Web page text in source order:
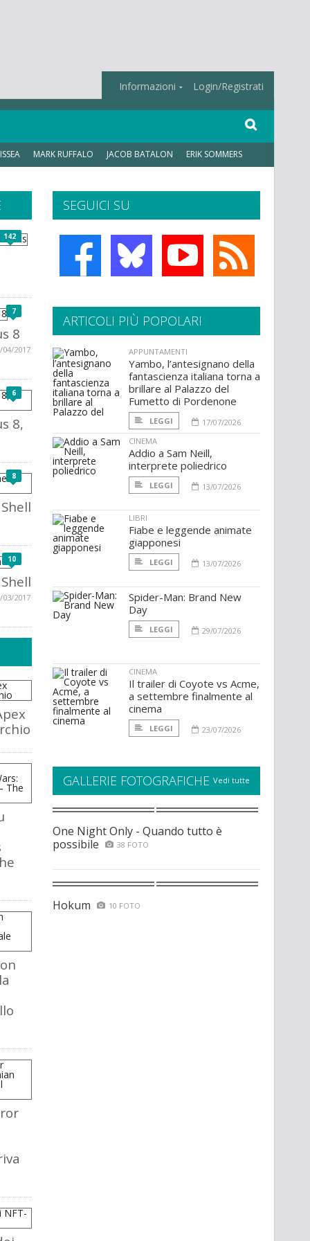
Informazioni Login/Registrati
MARK RUFFALO JACOB BATALON ERIK SOMMERS
SEGUICI SU
142
7
8
04/2017
6
8,
8
10
03/2017
ARTICOLI PIÙ POPOLARI
APPUNTAMENTI
Yambo, l’antesignano della
fantascienza italiana torna a
brillare al Palazzo del
Fumetto di Pordenone
LEGGI
17/07/2026
CINEMA
Addio a Sam Neill,
interprete poliedrico
LEGGI 13/07/2026
LIBRI
Fiabe e leggende animate
giapponesi
LEGGI 13/07/2026
Spider-Man: Brand New
Day
LEGGI 29/07/2026
CINEMA
Il trailer di Coyote vs Acme,
a settembre finalmente al
cinema
LEGGI 23/07/2026
GALLERIE FOTOGRAFICHE Vedi tutte
One Night Only - Quando tutto è
possibile
38 FOTO
Hokum 10 FOTO